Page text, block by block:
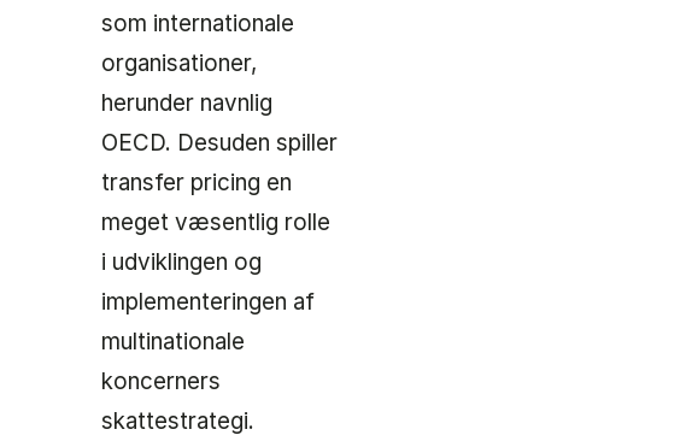
som internationale
organisationer,
herunder navnlig
OECD. Desuden spiller
transfer pricing en
meget væsentlig rolle
i udviklingen og
implementeringen af
multinationale
koncerners
skattestrategi.